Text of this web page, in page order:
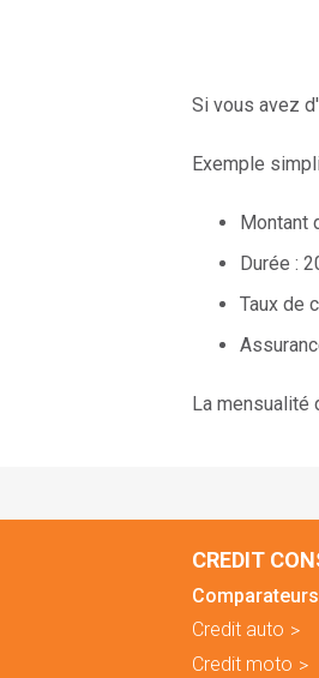
Si vous avez
Exemple
Montant
Durée :
Taux de
La mensualité
CREDIT
Credit auto
Credit moto